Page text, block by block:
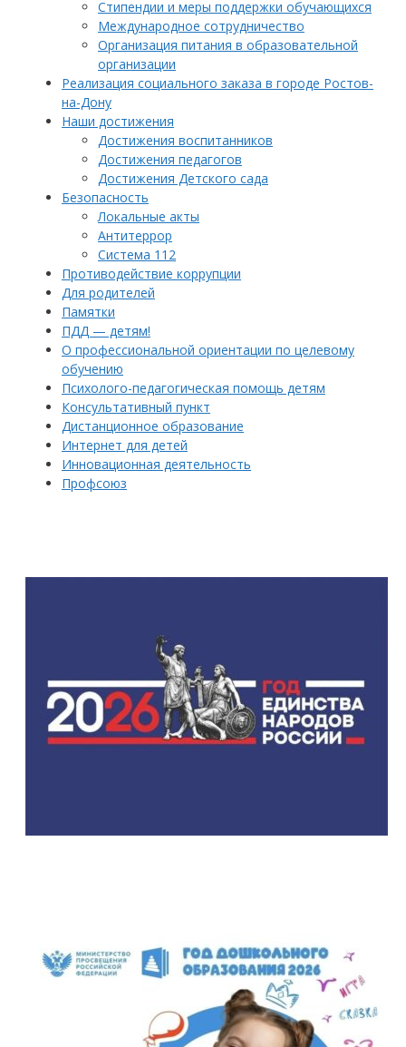
Стипендии и меры поддержки обучающихся
Международное сотрудничество
Организация питания в образовательной
организации
Реализация социального заказа в городе Ростов-
на-Дону
Наши достижения
Достижения воспитанников
Достижения педагогов
Достижения Детского сада
Безопасность
Локальные акты
Антитеррор
Система 112
Противодействие коррупции
Для родителей
Памятки
ПДД — детям!
О профессиональной ориентации по целевому
обучению
Психолого-педагогическая помощь детям
Консультативный пункт
Дистанционное образование
Интернет для детей
Инновационная деятельность
Профсоюз